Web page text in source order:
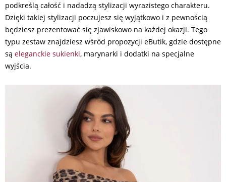
podkreślą całość i nadadzą stylizacji wyrazistego charakteru.
Dzięki takiej stylizacji poczujesz się wyjątkowo i z pewnością
będziesz prezentować się zjawiskowo na każdej okazji. Tego
typu zestaw znajdziesz wśród propozycji eButik, gdzie dostępne
są eleganckie sukienki, marynarki i dodatki na specjalne
wyjścia.